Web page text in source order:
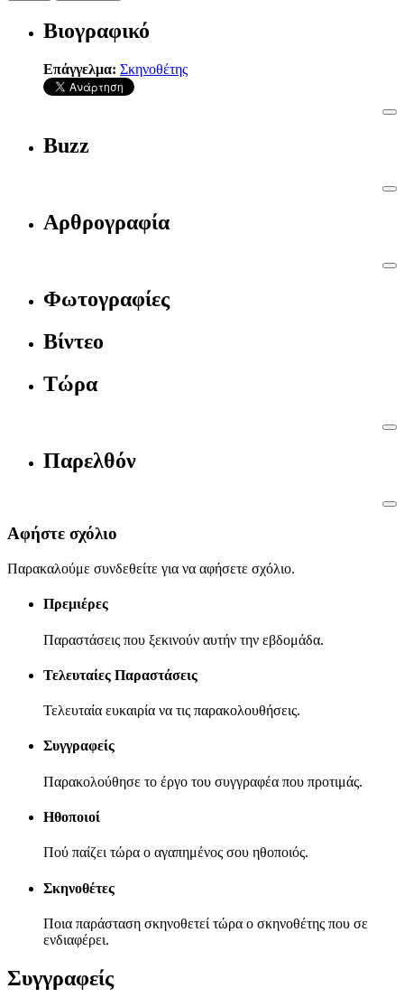
Βιογραφικό
Επάγγελμα: Σκηνοθέτης
Buzz
Αρθρογραφία
Φωτογραφίες
Βίντεο
Τώρα
Παρελθόν
Αφήστε σχόλιο
Παρακαλούμε συνδεθείτε για να αφήσετε σχόλιο.
Πρεμιέρες
Παραστάσεις που ξεκινούν αυτήν την εβδομάδα.
Τελευταίες Παραστάσεις
Τελευταία ευκαιρία να τις παρακολουθήσεις.
Συγγραφείς
Παρακολούθησε το έργο του συγγραφέα που προτιμάς.
Ηθοποιοί
Πού παίζει τώρα ο αγαπημένος σου ηθοποιός.
Σκηνοθέτες
Ποια παράσταση σκηνοθετεί τώρα ο σκηνοθέτης που σε
ενδιαφέρει.
Συγγραφείς